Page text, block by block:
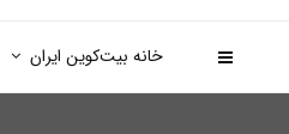
خانه بیت‌کوین ایران